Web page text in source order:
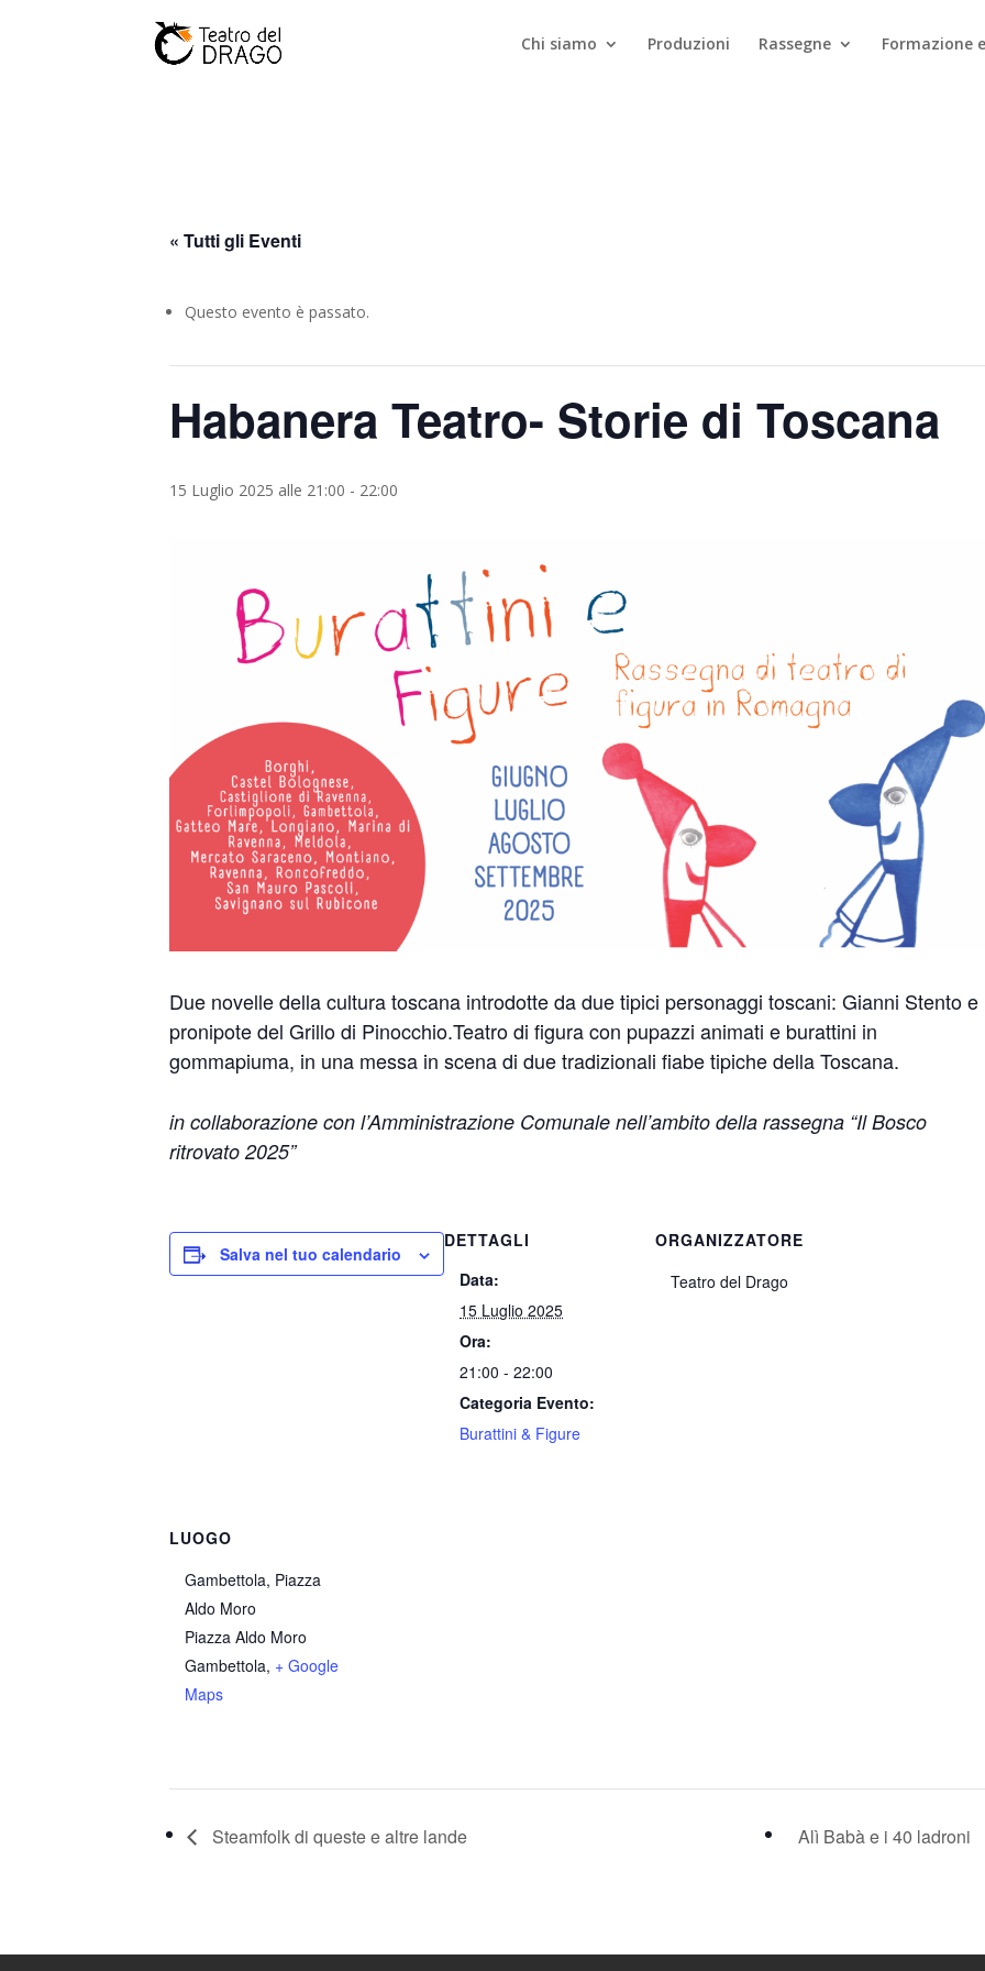
Chi siamo Produzioni Rassegne Formazione
« Tutti gli Eventi
Questo evento è passato.
Habanera Teatro- Storie di Toscana
15 Luglio 2025 alle 21:00 - 22:00
Due novelle della cultura toscana introdotte da due tipici personaggi toscani: Gianni Stento e
pronipote del Grillo di Pinocchio.Teatro di figura con pupazzi animati e burattini in
gommapiuma, in una messa in scena di due tradizionali fiabe tipiche della Toscana.
in collaborazione con l’Amministrazione Comunale nell’ambito della rassegna “Il Bosco
ritrovato 2025”
Salva nel tuo calendario
DETTAGLI
Data:
15 Luglio 2025
Ora:
21:00 - 22:00
Categoria Evento:
Burattini & Figure
ORGANIZZATORE
Teatro del Drago
LUOGO
Gambettola, Piazza
Aldo Moro
Piazza Aldo Moro
Gambettola, + Google
Maps
Steamfolk di queste e altre lande Alì Babà e i 40 ladroni